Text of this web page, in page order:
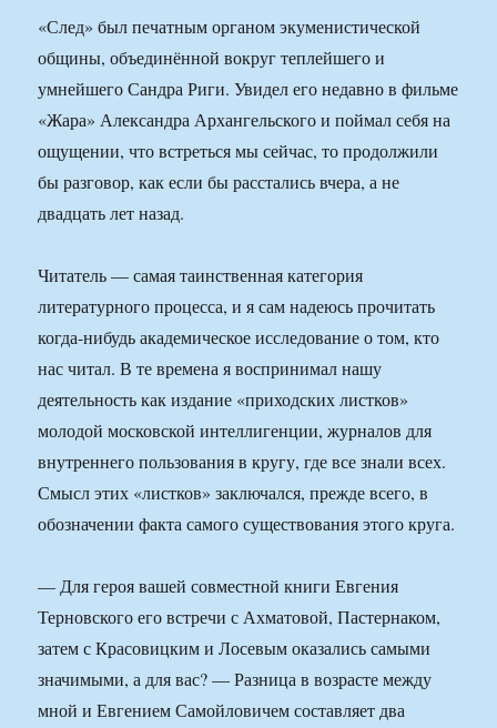
«След» был печатным органом экуменистической
общины, объединённой вокруг теплейшего и
умнейшего Сандра Риги. Увидел его недавно в фильме
«Жара» Александра Архангельского и поймал себя на
ощущении, что встреться мы сейчас, то продолжили
бы разговор, как если бы расстались вчера, а не
двадцать лет назад.
Читатель — самая таинственная категория
литературного процесса, и я сам надеюсь прочитать
когда-нибудь академическое исследование о том, кто
нас читал. В те времена я воспринимал нашу
деятельность как издание «приходских листков»
молодой московской интеллигенции, журналов для
внутреннего пользования в кругу, где все знали всех.
Смысл этих «листков» заключался, прежде всего, в
обозначении факта самого существования этого круга.
— Для героя вашей совместной книги Евгения
Терновского его встречи с Ахматовой, Пастернаком,
затем с Красовицким и Лосевым оказались самыми
значимыми, а для вас? — Разница в возрасте между
мной и Евгением Самойловичем составляет два